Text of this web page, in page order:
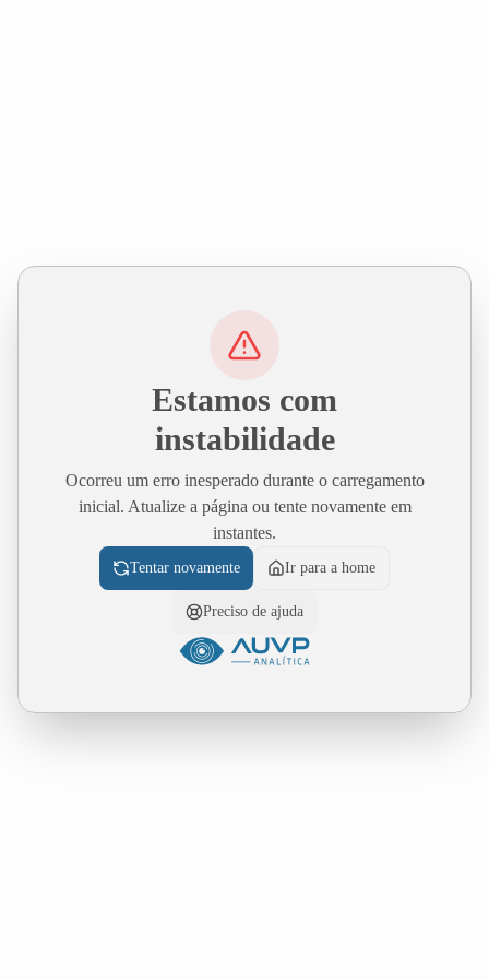
Estamos com
instabilidade
Ocorreu um erro inesperado durante o carregamento
inicial. Atualize a página ou tente novamente em
instantes.
Tentar novamente Ir para a home
Preciso de ajuda